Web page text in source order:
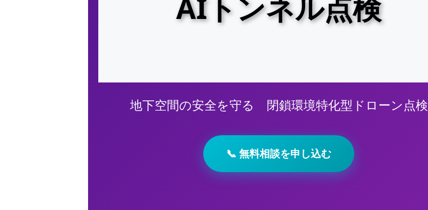
AIトンネル点検
地下空間の安全を守る 閉鎖環境特化型ドローン点検
📞 無料相談を申し込む